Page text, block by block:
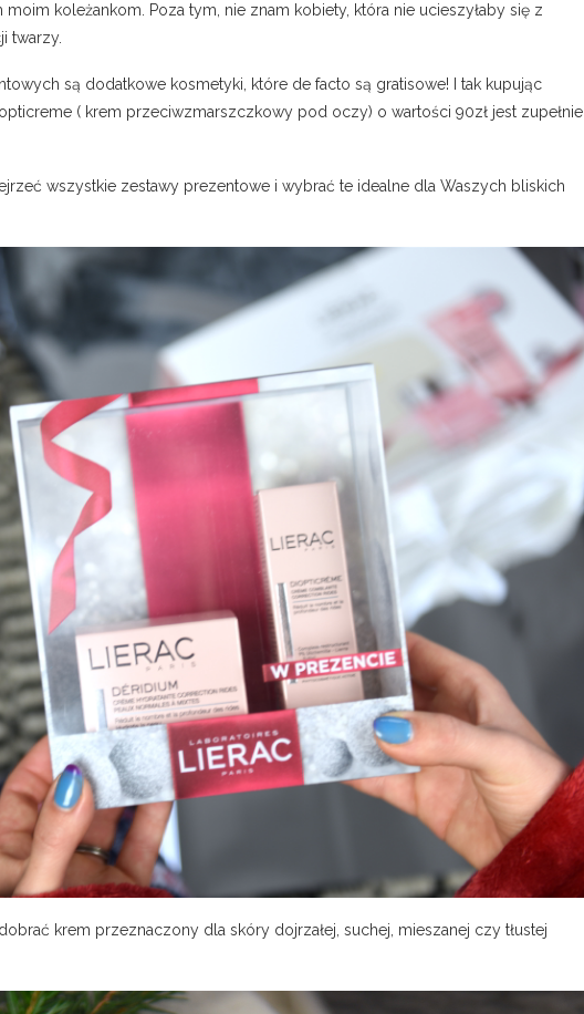
koleżankom. Poza tym, nie znam kobiety, która nie ucieszyłaby się z
twarzy.
są dodatkowe kosmetyki, które de facto są gratisowe! I tak kupując
( krem przeciwzmarszczkowy pod oczy) o wartości 90zł jest zupełnie
wszystkie zestawy prezentowe i wybrać te idealne dla Waszych bliskich
krem przeznaczony dla skóry dojrzałej, suchej, mieszanej czy tłustej